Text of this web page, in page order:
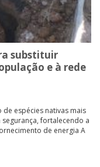
substituir
e à rede
espécies nativas mais
fortalecendo a
de energia A